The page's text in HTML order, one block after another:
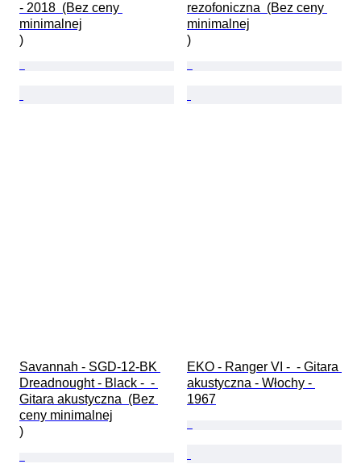
- 2018  (Bez ceny
minimalnej
)
rezofoniczna  (Bez ceny
minimalnej
)
Savannah - SGD-12-BK
Dreadnought - Black -  -
Gitara akustyczna  (Bez
ceny minimalnej
)
EKO - Ranger VI -  - Gitara
akustyczna - Włochy -
1967